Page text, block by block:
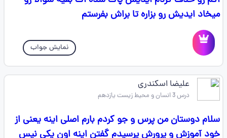
میخاد ایدیش رو بزاره تا براش بفرستم
نمایش جواب
علیضا اسکندری
درس 3 انسان و محیط زیست یازدهم
سلام دوستان من پرس و جو کردم بارم اصلی اینه یعنی از
خود آموزش و پرورش پرسیدم گفتن اینه اون یکی نیس